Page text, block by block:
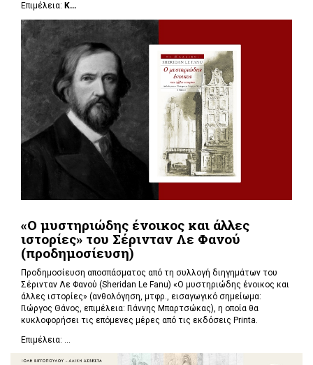
Επιμέλεια: Κ...
«Ο μυστηριώδης ένοικος και άλλες
ιστορίες» του Σέρινταν Λε Φανού
(προδημοσίευση)
Προδημοσίευση αποσπάσματος από τη συλλογή διηγημάτων του
Σέρινταν Λε Φανού (Sheridan Le Fanu) «Ο μυστηριώδης ένοικος και
άλλες ιστορίες» (ανθολόγηση, μτφρ., εισαγωγικό σημείωμα:
Γιώργος Θάνος, επιμέλεια: Γιάννης Μπαρτσώκας), η οποία θα
κυκλοφορήσει τις επόμενες μέρες από τις εκδόσεις Printa.
Επιμέλεια: ...